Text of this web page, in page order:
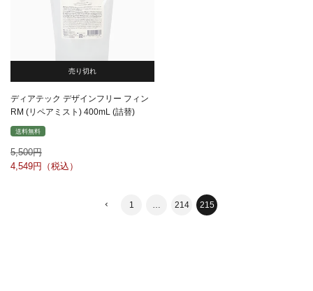
売り切れ
ディアテック デザインフリー フィン
RM (リペアミスト) 400mL (詰替)
送料無料
5,500
4,549
1 … 214 215